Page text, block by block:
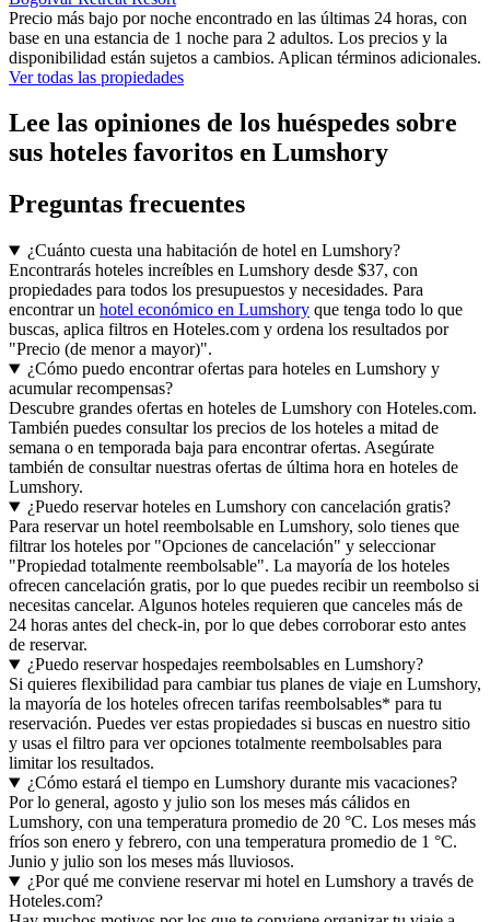
Precio más bajo por noche encontrado en las últimas 24 horas, con
base en una estancia de 1 noche para 2 adultos. Los precios y la
disponibilidad están sujetos a cambios. Aplican términos adicionales.
Ver todas las propiedades
Lee las opiniones de los huéspedes sobre
sus hoteles favoritos en Lumshory
Preguntas frecuentes
¿Cuánto cuesta una habitación de hotel en Lumshory?
Encontrarás hoteles increíbles en Lumshory desde $37, con
propiedades para todos los presupuestos y necesidades. Para
encontrar un hotel económico en Lumshory que tenga todo lo que
buscas, aplica filtros en Hoteles.com y ordena los resultados por
"Precio (de menor a mayor)".
¿Cómo puedo encontrar ofertas para hoteles en Lumshory y
acumular recompensas?
Descubre grandes ofertas en hoteles de Lumshory con Hoteles.com.
También puedes consultar los precios de los hoteles a mitad de
semana o en temporada baja para encontrar ofertas. Asegúrate
también de consultar nuestras ofertas de última hora en hoteles de
Lumshory.
¿Puedo reservar hoteles en Lumshory con cancelación gratis?
Para reservar un hotel reembolsable en Lumshory, solo tienes que
filtrar los hoteles por "Opciones de cancelación" y seleccionar
"Propiedad totalmente reembolsable". La mayoría de los hoteles
ofrecen cancelación gratis, por lo que puedes recibir un reembolso si
necesitas cancelar. Algunos hoteles requieren que canceles más de
24 horas antes del check-in, por lo que debes corroborar esto antes
de reservar.
¿Puedo reservar hospedajes reembolsables en Lumshory?
Si quieres flexibilidad para cambiar tus planes de viaje en Lumshory,
la mayoría de los hoteles ofrecen tarifas reembolsables* para tu
reservación. Puedes ver estas propiedades si buscas en nuestro sitio
y usas el filtro para ver opciones totalmente reembolsables para
limitar los resultados.
¿Cómo estará el tiempo en Lumshory durante mis vacaciones?
Por lo general, agosto y julio son los meses más cálidos en
Lumshory, con una temperatura promedio de 20 °C. Los meses más
fríos son enero y febrero, con una temperatura promedio de 1 °C.
Junio y julio son los meses más lluviosos.
¿Por qué me conviene reservar mi hotel en Lumshory a través de
Hoteles.com?